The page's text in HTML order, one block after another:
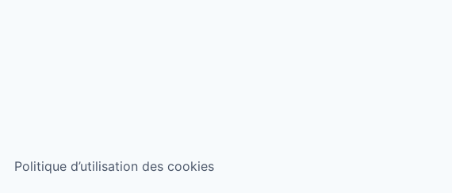
Politique d’utilisation des cookies